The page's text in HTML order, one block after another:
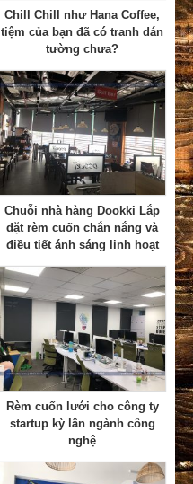
Chill Chill như Hana Coffee,
tiệm của bạn đã có tranh dán
tường chưa?
Chuỗi nhà hàng Dookki Lắp
đặt rèm cuốn chắn nắng và
điều tiết ánh sáng linh hoạt
Rèm cuốn lưới cho công ty
startup kỳ lân ngành công
nghệ